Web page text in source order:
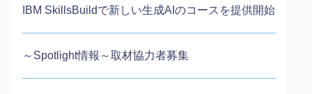
IBM SkillsBuildで新しい生成AIのコースを提供開始
～Spotlight情報～取材協力者募集